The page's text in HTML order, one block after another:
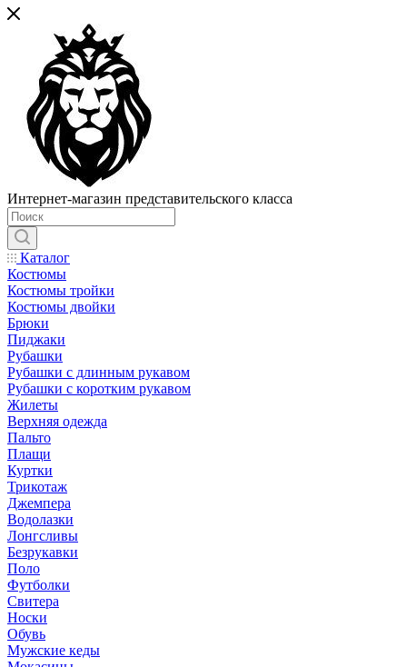
Интернет-магазин представительского класса
Каталог
Костюмы
Костюмы тройки
Костюмы двойки
Брюки
Пиджаки
Рубашки
Рубашки с длинным рукавом
Рубашки с коротким рукавом
Жилеты
Верхняя одежда
Пальто
Плащи
Куртки
Трикотаж
Джемпера
Водолазки
Лонгсливы
Безрукавки
Поло
Футболки
Свитера
Носки
Обувь
Мужские кеды